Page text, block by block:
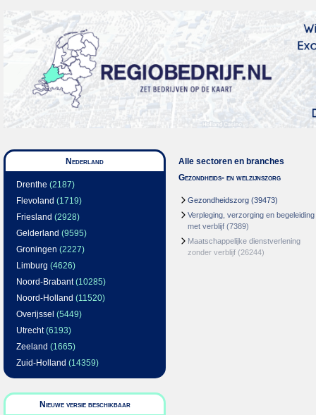
Nederland
Drenthe (2187)
Flevoland (1719)
Friesland (2928)
Gelderland (9595)
Groningen (2227)
Limburg (4626)
Noord-Brabant(10285)
Noord-Holland (11520)
Overijssel (5449)
Utrecht(6193)
Zeeland (1665)
Zuid-Holland (14359)
Nieuwe versie beschikbaar
Alle sectoren en branches
Gezondheids- en welzijnszorg
Gezondheidszorg (39473)
Verpleging, verzorging en begeleiding
met verblijf (7389)
Maatschappelijke dienstverlening
zonder verblijf (26244)